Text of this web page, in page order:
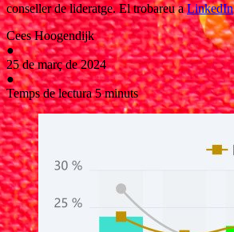
conseller de lideratge. El trobareu aLinkedIn
Cees Hoogendijk
●
25 de març de 2024
●
Temps de lectura 5 minuts